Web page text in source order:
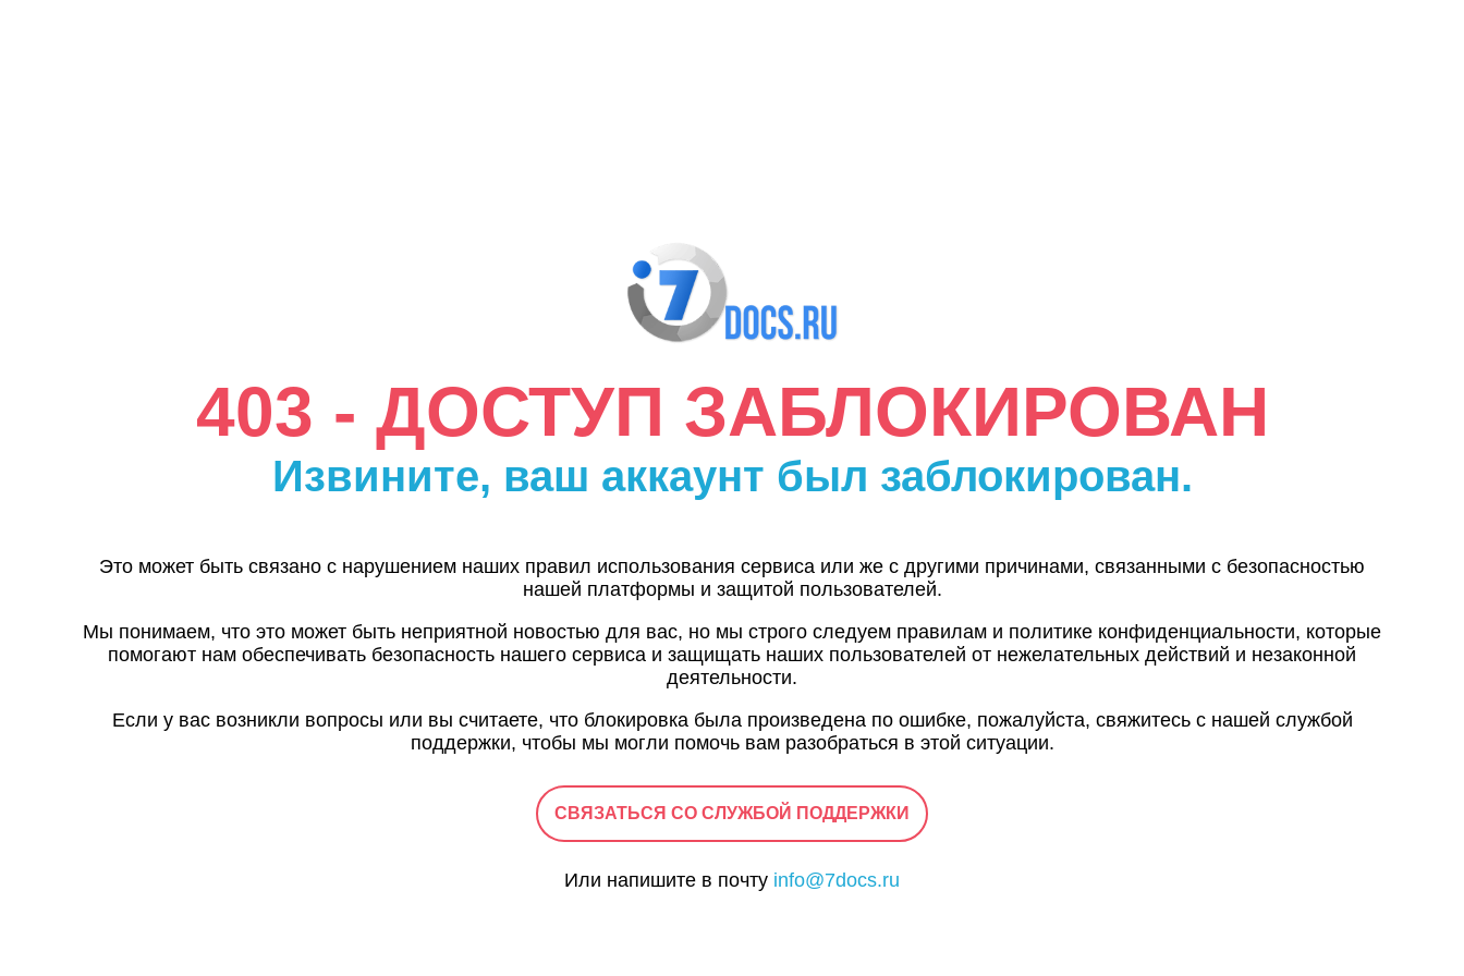
403 - ДОСТУП ЗАБЛОКИРОВАН
Извините, ваш аккаунт был заблокирован.
Это может быть связано с нарушением наших правил использования сервиса или же с другими причинами, связанными с безопасностью
нашей платформы и защитой пользователей.
Мы понимаем, что это может быть неприятной новостью для вас, но мы строго следуем правилам и политике конфиденциальности, которые
помогают нам обеспечивать безопасность нашего сервиса и защищать наших пользователей от нежелательных действий и незаконной
деятельности.
Если у вас возникли вопросы или вы считаете, что блокировка была произведена по ошибке, пожалуйста, свяжитесь с нашей службой
поддержки, чтобы мы могли помочь вам разобраться в этой ситуации.
СВЯЗАТЬСЯ СО СЛУЖБОЙ ПОДДЕРЖКИ
Или напишите в почту info@7docs.ru